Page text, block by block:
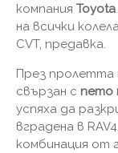
компания Toyota
на всички
CVT, предавка.
През пролетта
свързан с пето
успяха да
вградена в
комбинация от